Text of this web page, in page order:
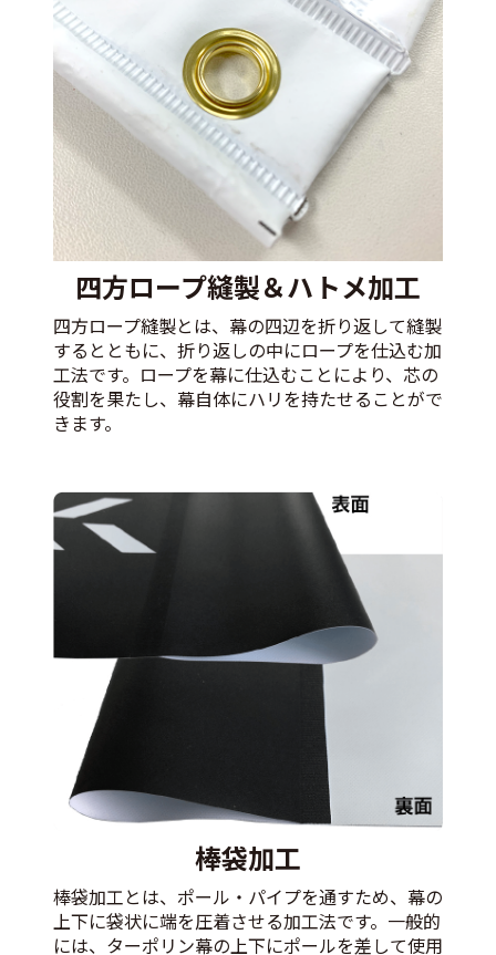
四方ロープ縫製＆ハトメ加工
四方ロープ縫製とは、幕の四辺を折り返して縫製
するとともに、折り返しの中にロープを仕込む加
工法です。ロープを幕に仕込むことにより、芯の
役割を果たし、幕自体にハリを持たせることがで
きます。
棒袋加工
棒袋加工とは、ポール・パイプを通すため、幕の
上下に袋状に端を圧着させる加工法です。一般的
には、ターポリン幕の上下にポールを差して使用